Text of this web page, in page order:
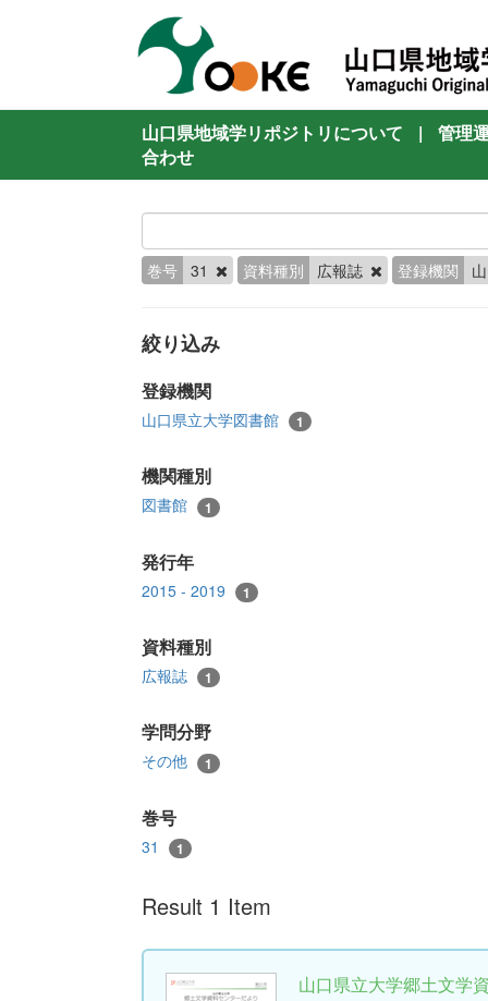
山口県地域学リポジトリについて |
管理
合わせ
巻号 31 資料種別 広報誌 登録機関
絞り込み
登録機関
山口県立大学図書館 1
機関種別
図書館 1
発行年
2015 - 2019 1
資料種別
広報誌 1
学問分野
その他 1
巻号
31 1
Result 1 Item
山口県立大学郷土文学